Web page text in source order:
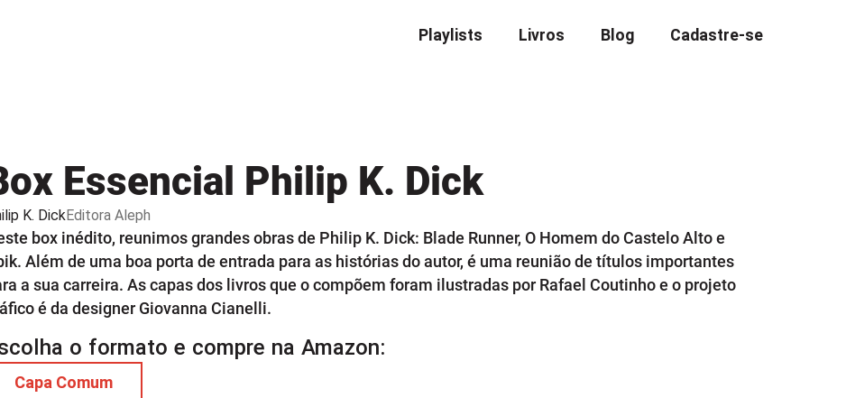
Playlists Livros Blog Cadastre-se
Essencial Philip K. Dick
K. DickEditora Aleph
box inédito, reunimos grandes obras de Philip K. Dick: Blade Runner, O Homem do Castelo Alto e
Além de uma boa porta de entrada para as histórias do autor, é uma reunião de títulos importantes
a sua carreira. As capas dos livros que o compõem foram ilustradas por Rafael Coutinho e o projeto
é da designer Giovanna Cianelli.
o formato e compre na Amazon:
Capa Comum